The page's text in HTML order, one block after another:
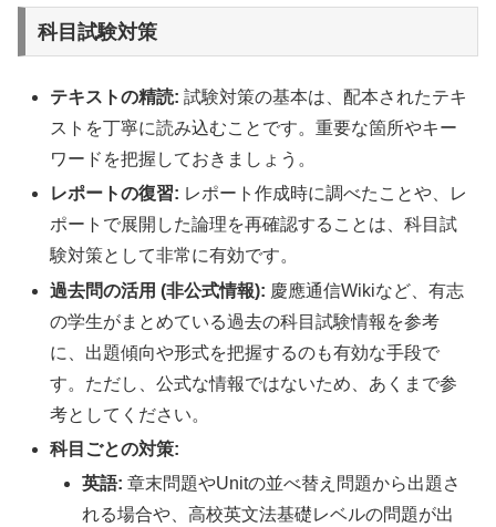
科目試験対策
テキストの精読: 試験対策の基本は、配本されたテキ
ストを丁寧に読み込むことです。重要な箇所やキー
ワードを把握しておきましょう。
レポートの復習: レポート作成時に調べたことや、レ
ポートで展開した論理を再確認することは、科目試
験対策として非常に有効です。
過去問の活用 (非公式情報): 慶應通信Wikiなど、有志
の学生がまとめている過去の科目試験情報を参考
に、出題傾向や形式を把握するのも有効な手段で
す。ただし、公式な情報ではないため、あくまで参
考としてください。
科目ごとの対策:
英語: 章末問題やUnitの並べ替え問題から出題さ
れる場合や、高校英文法基礎レベルの問題が出